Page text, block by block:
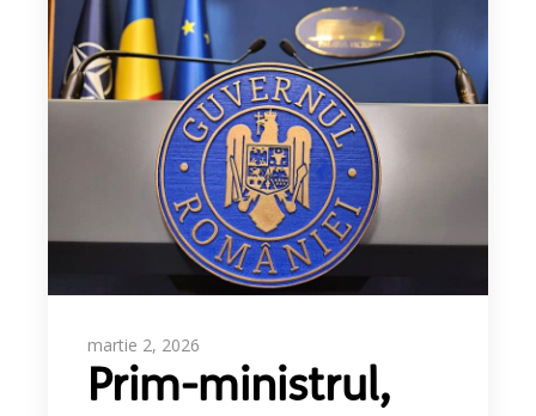
martie 2, 2026
Prim-ministrul,